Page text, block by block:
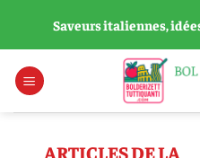
contenu
Saveurs italiennes,